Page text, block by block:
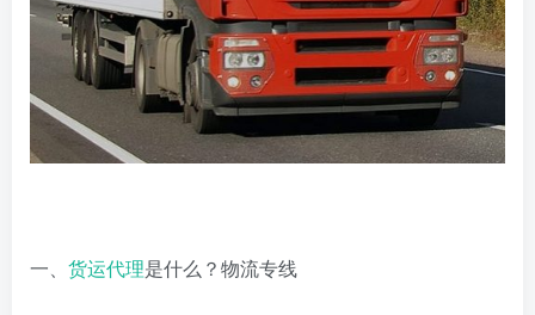
一、 货运代理是什么？物流专线